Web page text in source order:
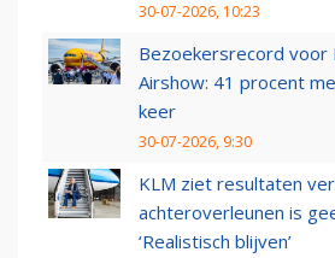
30-07-2026, 10:23
Bezoekersrecord voor
Airshow: 41 procent
keer
30-07-2026, 9:30
KLM ziet resultaten
achteroverleunen is
‘Realistisch blijven’